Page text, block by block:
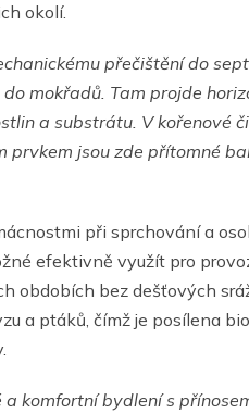
okolí.
přečištění do
mokřadů. Tam projde
a substrátu. V kořenové
prvkem jsou zde přítomné
při sprchování a
efektivně využít pro
obdobích bez dešťových
a ptáků, čímž je posílena
a komfortní bydlení s